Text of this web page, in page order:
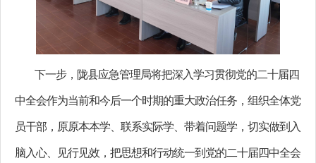
下一步，陇县应急管理局将把深入学习贯彻党的二十届四
中全会作为当前和今后一个时期的重大政治任务，组织全体党
员干部，原原本本学、联系实际学、带着问题学，切实做到入
脑入心、见行见效，把思想和行动统一到党的二十届四中全会